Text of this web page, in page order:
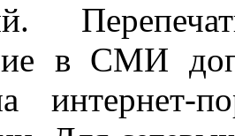
в СМИ
интернет-